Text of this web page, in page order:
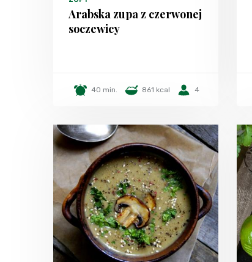
Arabska zupa z czerwonej
soczewicy
40 min. 861 kcal 4